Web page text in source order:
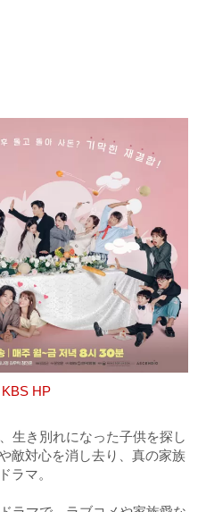
KBS HP
生き別れになった子供を探し
敵対心を消し去り、真の家族
ラマ。